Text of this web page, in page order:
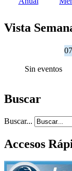
Vista
Sin eventos
Buscar
Buscar...
Accesos